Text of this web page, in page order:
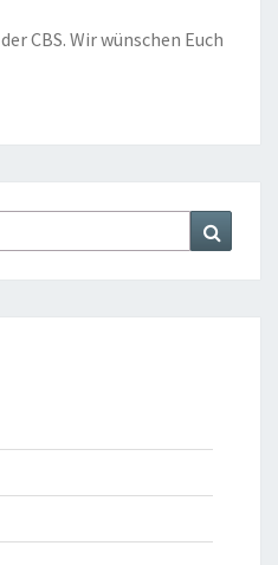
CBS. Wir wünschen Euch